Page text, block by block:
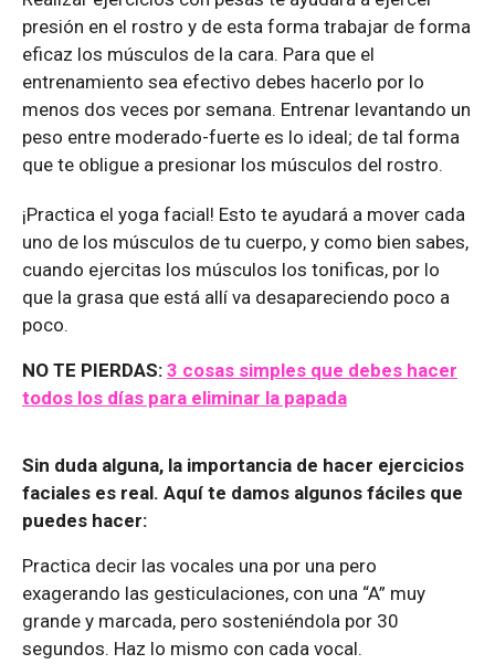
presión en el rostro y de esta forma trabajar de forma
eficaz los músculos de la cara. Para que el
entrenamiento sea efectivo debes hacerlo por lo
menos dos veces por semana. Entrenar levantando un
peso entre moderado-fuerte es lo ideal; de tal forma
que te obligue a presionar los músculos del rostro.
¡Practica el yoga facial! Esto te ayudará a mover cada
uno de los músculos de tu cuerpo, y como bien sabes,
cuando ejercitas los músculos los tonificas, por lo
que la grasa que está allí va desapareciendo poco a
poco.
NO TE PIERDAS: 3 cosas simples que debes hacer
todos los días para eliminar la papada
Sin duda alguna, la importancia de hacer ejercicios
faciales es real. Aquí te damos algunos fáciles que
puedes hacer:
Practica decir las vocales una por una pero
exagerando las gesticulaciones, con una “A” muy
grande y marcada, pero sosteniéndola por 30
segundos. Haz lo mismo con cada vocal.